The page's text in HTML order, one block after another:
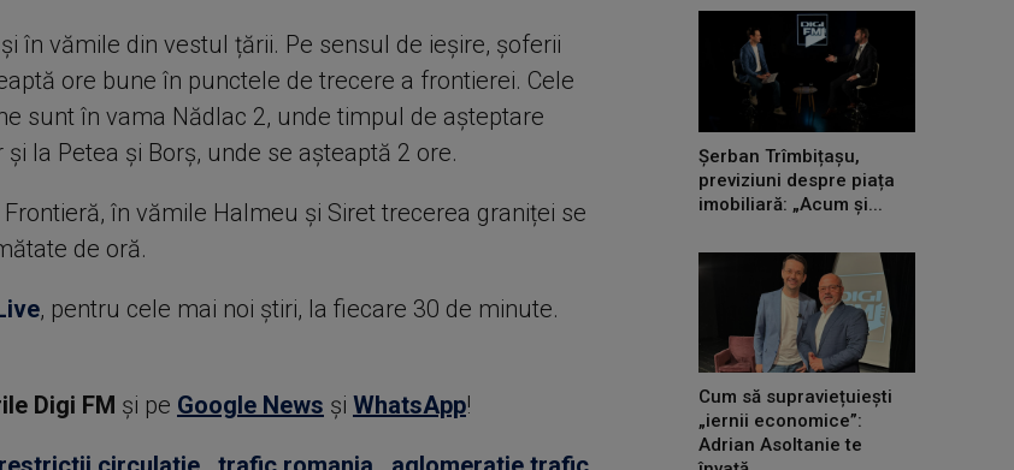
în vămile din vestul țării. Pe sensul de ieșire, șoferii
ore bune în punctele de trecere a frontierei. Cele
sunt în vama Nădlac 2, unde timpul de așteptare
și la Petea și Borș, unde se așteaptă 2 ore.
Frontieră, în vămile Halmeu și Siret trecerea graniței se
de oră.
, pentru cele mai noi știri, la fiecare 30 de minute.
Digi FM şi pe Google News şi WhatsApp!
Șerban Trîmbițașu,
previziuni despre piața
imobiliară: „Acum și...
Cum să supraviețuiești
„iernii economice”:
Adrian Asoltanie te